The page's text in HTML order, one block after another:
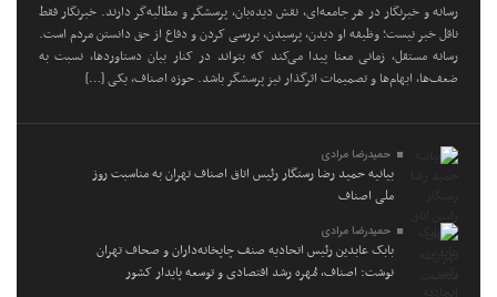
رسانه و خبرنگار در هر جامعه‌ای، نقش دیده‌بان، پرسشگر و مطالبه‌گر دارند. خبرنگار فقط
ناقل خبر نیست؛ وظیفه او دیدن، پرسیدن، بررسی کردن و دفاع از حق دانستن مردم است.
رسانه مستقل، زمانی معنا پیدا می‌کند که بتواند در کنار بیان دستاوردها، نسبت به
ضعف‌ها، ابهام‌ها و تصمیمات اثرگذار نیز پرسشگر باشد. حوزه اصناف، یکی […]
حمیدرضا مرادی
بیانیه حمید رضا رستگار رئیس اتاق اصناف تهران به مناسبت روز
ملی اصناف
حمیدرضا مرادی
بابک عابدین رئیس اتحادیه صنف چاپخانه‌داران و صحاف تهران
نوشت: اصناف، مُهره رشد اقتصادی و توسعه پایدار کشور